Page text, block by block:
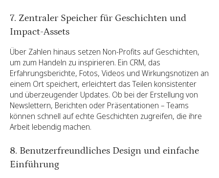
7. Zentraler Speicher für Geschichten und
Impact-Assets
Über Zahlen hinaus setzen Non-Profits auf Geschichten,
um zum Handeln zu inspirieren. Ein CRM, das
Erfahrungsberichte, Fotos, Videos und Wirkungsnotizen an
einem Ort speichert, erleichtert das Teilen konsistenter
und überzeugender Updates. Ob bei der Erstellung von
Newslettern, Berichten oder Präsentationen – Teams
können schnell auf echte Geschichten zugreifen, die ihre
Arbeit lebendig machen.
8. Benutzerfreundliches Design und einfache
Einführung